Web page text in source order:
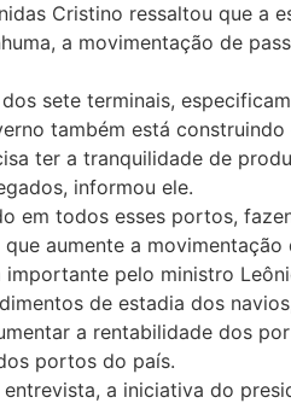
Cristino ressaltou que a
a movimentação de
sete terminais,
também está
ter a tranquilidade de
informou ele.
em todos esses portos,
aumente a movimentação
pelo ministro
de estadia dos
a rentabilidade dos
portos do país.
a iniciativa do